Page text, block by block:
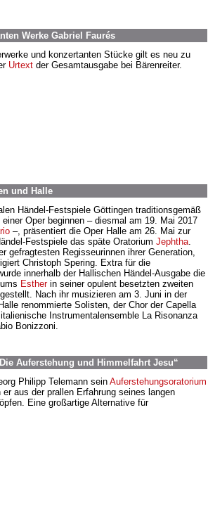
Werke Gabriel Faurés
und konzertanten Stücke gilt es neu zu
Urtext der Gesamtausgabe bei Bärenreiter.
und Halle
Händel-Festspiele Göttingen traditionsgemäß
Oper beginnen – diesmal am 19. Mai 2017
–, präsentiert die Oper Halle am 26. Mai zur
Festspiele das späte Oratorium Jephtha.
gefragtesten Regisseurinnen ihrer Generation,
Christoph Spering. Extra für die
innerhalb der Hallischen Händel-Ausgabe die
Estherin seiner opulent besetzten zweiten
Nach ihr musizieren am 3. Juni in der
renommierte Solisten, der Chor der Capella
Instrumentalensemble La Risonanza
Bonizzoni.
Auferstehung und Himmelfahrt Jesu“
Philipp Telemann seinAuferstehungsoratorium
aus der prallen Erfahrung seines langen
Eine großartige Alternative für